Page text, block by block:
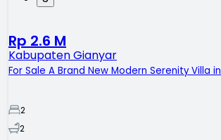
Rp 2.6 M
Kabupaten Gianyar
For Sale A Brand New Modern Serenity Villa
2
2